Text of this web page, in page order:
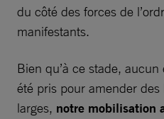
du côté des forces de
manifestants.
Bien qu’à ce stade,
été pris pour amender
larges, notre mobilisation